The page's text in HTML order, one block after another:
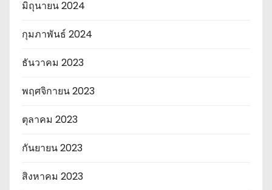
มิถุนายน 2024
กุมภาพันธ์ 2024
ธันวาคม 2023
พฤศจิกายน 2023
ตุลาคม 2023
กันยายน 2023
สิงหาคม 2023